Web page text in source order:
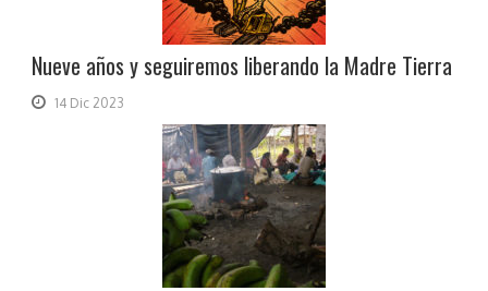
Nueve años y seguiremos liberando la Madre Tierra
14 Dic 2023